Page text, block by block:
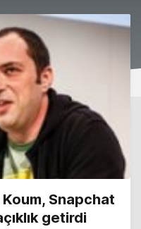
Snapchat
getirdi